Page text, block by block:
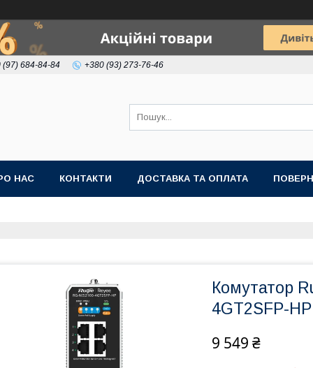
(97) 684-84-84 +380 (93) 273-76-46
НАС КОНТАКТИ ДОСТАВКА ТА ОПЛАТА
Комутатор
4GT2SFP-HP
9 549 ₴